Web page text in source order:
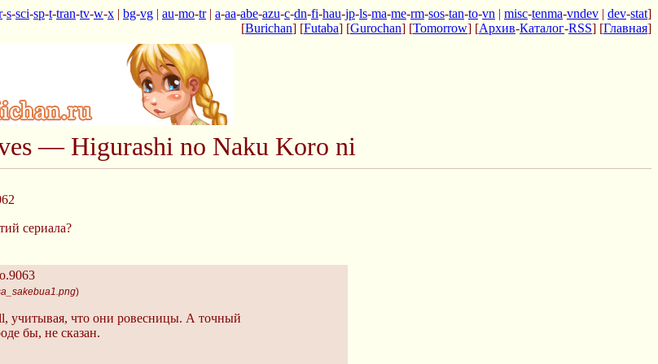
-s-sci-sp-t-tran-tv-w-x | bg-vg | au-mo-tr| a-aa-abe-azu-c-dn-fi-hau-jp-ls-ma-me-rm-sos-tan-to-vn | misc-tenma-vndev | dev-stat]
[Burichan] [Futaba] [Gurochan] [Tomorrow] [Архив-Каталог-RSS] [Главная]
— Higurashi no Naku Koro ni
сериала?
)
учитывая, что они ровесницы. А точный
бы, не сказан.